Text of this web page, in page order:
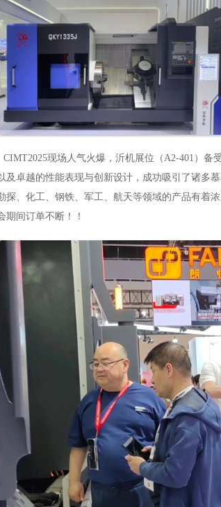
CIMT2025现场人气火爆，沂机展位（A2-401）
及卓越的性能表现与创新设计，成功吸引了诸多
探、化工、钢铁、军工、航天等领域的产品有着
期间订单不断！！